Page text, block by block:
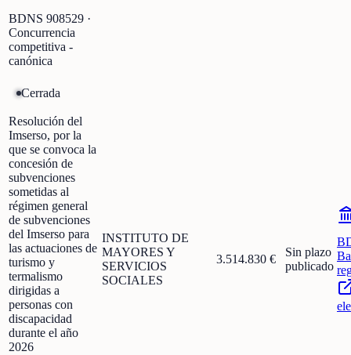
BDNS 908529 ·
Concurrencia
competitiva -
canónica
Cerrada
Resolución del
Imserso, por la
que se convoca la
concesión de
subvenciones
sometidas al
régimen general
de subvenciones
del Imserso para
las actuaciones de
turismo y
termalismo
dirigidas a
personas con
discapacidad
durante el año
2026
INSTITUTO DE
MAYORES Y
SERVICIOS
SOCIALES
3.514.830 €
Sin plazo
publicado